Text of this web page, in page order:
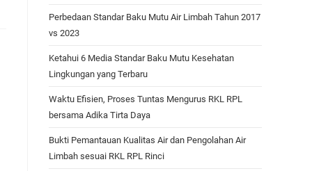
Perbedaan Standar Baku Mutu Air Limbah Tahun 2017
vs 2023
Ketahui 6 Media Standar Baku Mutu Kesehatan
Lingkungan yang Terbaru
Waktu Efisien, Proses Tuntas Mengurus RKL RPL
bersama Adika Tirta Daya
Bukti Pemantauan Kualitas Air dan Pengolahan Air
Limbah sesuai RKL RPL Rinci